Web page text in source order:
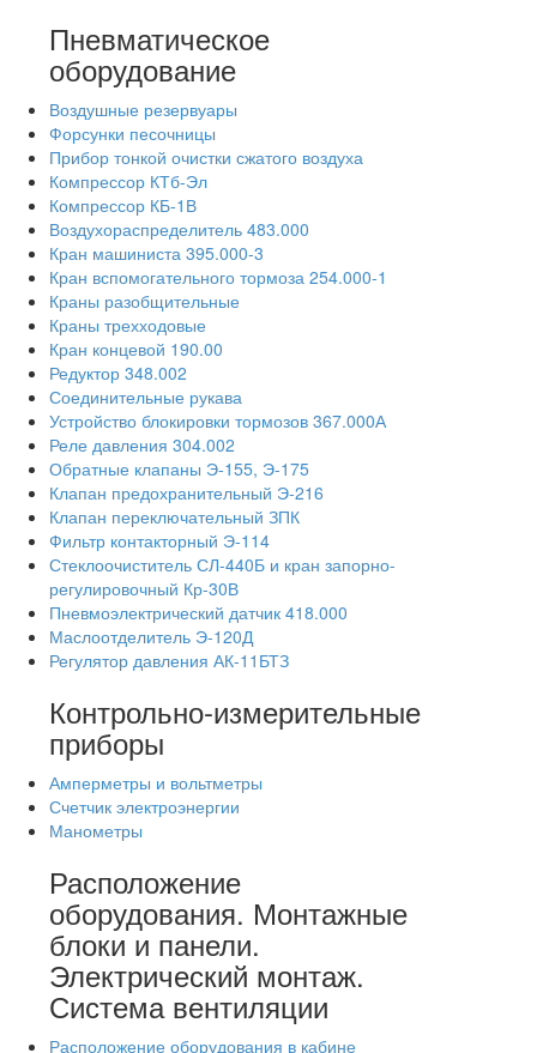
Пневматическое
оборудование
Воздушные резервуары
Форсунки песочницы
Прибор тонкой очистки сжатого воздуха
Компрессор КТб-Эл
Компрессор КБ-1В
Воздухораспределитель 483.000
Кран машиниста 395.000-3
Кран вспомогательного тормоза 254.000-1
Краны разобщительные
Краны трехходовые
Кран концевой 190.00
Редуктор 348.002
Соединительные рукава
Устройство блокировки тормозов 367.000А
Реле давления 304.002
Обратные клапаны Э-155, Э-175
Клапан предохранительный Э-216
Клапан переключательный ЗПК
Фильтр контакторный Э-114
Стеклоочиститель СЛ-440Б и кран запорно-
регулировочный Кр-30В
Пневмоэлектрический датчик 418.000
Маслоотделитель Э-120Д
Регулятор давления АК-11БТЗ
Контрольно-измерительные
приборы
Амперметры и вольтметры
Счетчик электроэнергии
Манометры
Расположение
оборудования. Монтажные
блоки и панели.
Электрический монтаж.
Система вентиляции
Расположение оборудования в кабине